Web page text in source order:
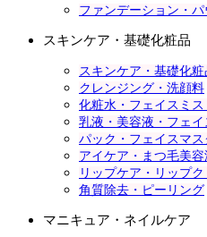
ファンデーション・パ
スキンケア・基礎化粧品
スキンケア・基礎化
クレンジング・洗顔料
化粧水・フェイスミ
乳液・美容液・フェ
パック・フェイスマス
アイケア・まつ毛美容
リップケア・リップク
角質除去・ピーリング
マニキュア・ネイルケア